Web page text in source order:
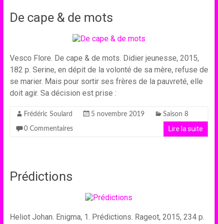
De cape & de mots
Vesco Flore. De cape & de mots. Didier jeunesse, 2015,
182 p. Serine, en dépit de la volonté de sa mère, refuse de
se marier. Mais pour sortir ses frères de la pauvreté, elle
doit agir. Sa décision est prise :
Frédéric Soulard 5 novembre 2019 Saison 8
0 Commentaires Lire la suite
Prédictions
Heliot Johan. Enigma, 1. Prédictions. Rageot, 2015, 234 p.